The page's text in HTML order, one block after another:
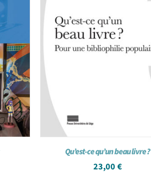
Qu’est-ce qu’un beau livre ?
23,00 €